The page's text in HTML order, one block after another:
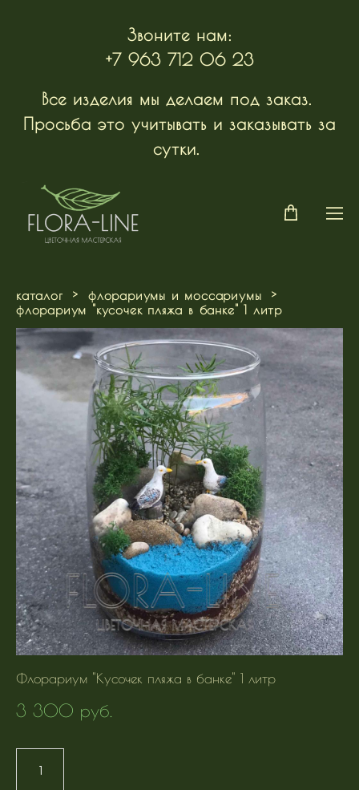
Звоните нам:
+7 963 712 06 23
Все изделия мы делаем под заказ.
Просьба это учитывать и заказывать за
сутки.
каталог > флорариумы и моссариумы
>
флорариум "кусочек пляжа в банке" 1 литр
Флорариум "Кусочек пляжа в банке" 1 литр
3 300 pуб.